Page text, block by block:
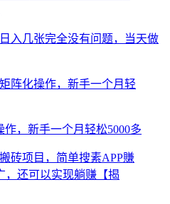
入几张完全没有问题，当天做
，新手一个月轻松5000多